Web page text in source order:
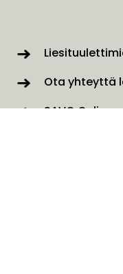
Ota yhteyttä
SAVO Online